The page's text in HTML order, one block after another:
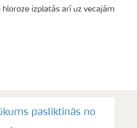
izplatās arī uz vecajām
pasliktinās no